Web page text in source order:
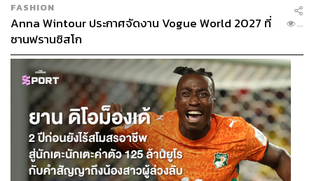
จาก WFP 2026 Global Outlook ที่เพิ่งออกมาเดือน ตุลาคม
2025 ระบุว่า โครงการอาหารโลก (WFP) ยังมีบทบาทสำคัญ
ในภูมิภาคเอเชียและแปซิฟิก เพราะยังเป็นพื้นที่มีความขัด
แย้ง ภัยพิบัติทางธรรมชาติ และความเหลื่อมล้ำทางเศรษฐกิจ
มีประชาชน 69 ล้านคนกำลังเผชิญกับความไม่มั่นคงทาง
อาหารอย่างรุนแรง ขณะที่ 1,666 ล้านคน ไม่สามารถเข้าถึง
อาหารที่มีประโยชน์และดีต่อสุขภาพได้ โดยภูมิภาคเอเชีย
เป็นที่อยู่ของเด็กที่มีภาวะเตี้ยแคระแกร็นมากกว่าครึ่งหนึ่ง
ของโลก หรือ 52 % มีเด็กที่มีภาวะทุพโภชนาการรุนแรง 70
% และผู้ใหญ่ที่มีน้ำหนักเกิน 41 %
FASHION
Anna Wintour ประกาศจัดงาน Vogue World 2027 ที่
ซานฟรานซิสโก
...